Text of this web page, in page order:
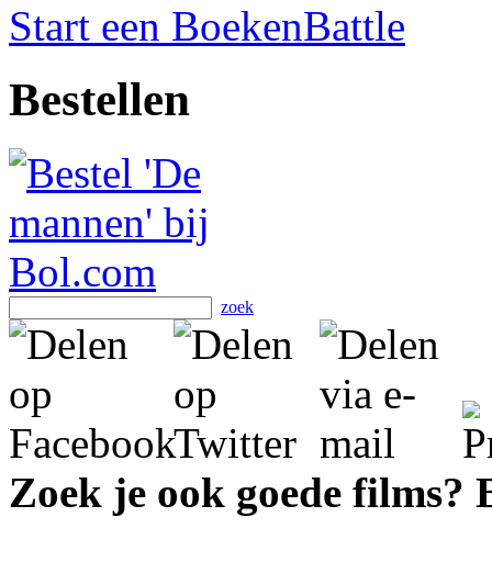
Start een BoekenBattle
Bestellen
zoek
Zoek je ook goede films?